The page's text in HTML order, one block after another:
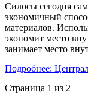
Силосы сегодня
экономичный
материалов.
экономит место
занимает место
Подробнее:
Страница 1 из 2